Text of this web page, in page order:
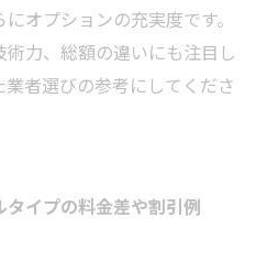
オプションの充実度です。
力、総額の違いにも注目し
者選びの参考にしてくださ
イプの料金差や割引例